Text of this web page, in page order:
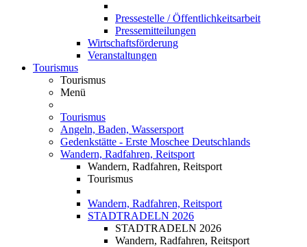
Pressestelle / Öffentlichkeitsarbeit
Pressemitteilungen
Wirtschaftsförderung
Veranstaltungen
Tourismus
Tourismus
Menü
Tourismus
Angeln, Baden, Wassersport
Gedenkstätte - Erste Moschee Deutschlands
Wandern, Radfahren, Reitsport
Wandern, Radfahren, Reitsport
Tourismus
Wandern, Radfahren, Reitsport
STADTRADELN 2026
STADTRADELN 2026
Wandern, Radfahren, Reitsport